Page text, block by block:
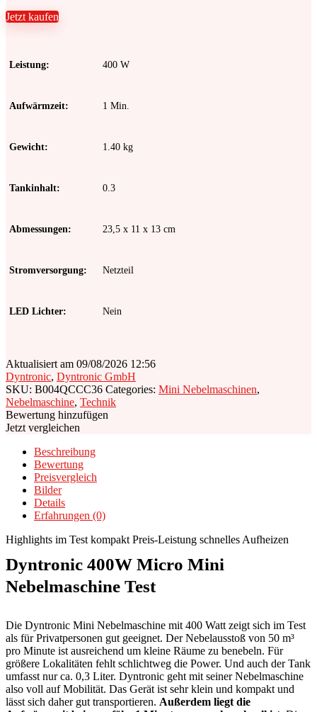
Jetzt kaufen
Leistung 400 W
Aufwärmzeit 1 Min.
Gewicht 1.40 kg
Tankinhalt 0.3
Abmessungen 23,5 x 11 x 13 cm
Stromversorgung Netzteil
LED Lichter Nein
Reichweite 3 m
Nebelausstoß
Aktualisiert am 09/08/2026 12:56
Dyntronic, Dyntronic GmbH
SKU: B004QCCC36 Categories: Mini Nebelmaschinen,
Nebelmaschine, Technik
Bewertung hinzufügen
Jetzt vergleichen
Beschreibung
Bewertung
Preisvergleich
Bilder
Details
Erfahrungen (0)
Highlights im Test kompakt Preis-Leistung schnelles Aufheizen
Dyntronic 400W Micro Mini
Nebelmaschine Test
Die Dyntronic Mini Nebelmaschine mit 400 Watt zeigt sich im Test
als für Privatpersonen gut geeignet. Der Nebelausstoß von 50 m³
pro Minute ist ausreichend um kleine Räume zu benebeln. Für
größere Lokalitäten fehlt schlichtweg die Power. Und auch der Tank
umfasst nur ca. 0,3 Liter. Dyntronic geht mit seiner Nebelmaschine
also voll auf Mobilität. Das Gerät ist sehr klein und kompakt und
lässt sich daher gut transportieren. Außerdem liegt die